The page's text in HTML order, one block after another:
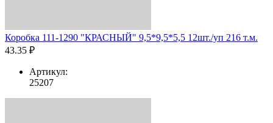
Коробка 111-1290 "КРАСНЫЙ" 9,5*9,5*5,5 12шт./уп 216 т.м.
43.35 ₽
Артикул:
25207